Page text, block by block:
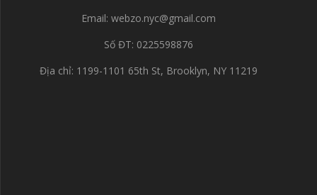
Email: webzo.nyc@gmail.com
Số ĐT: 0225598876
Địa chỉ: 1199-1101 65th St, Brooklyn, NY 11219